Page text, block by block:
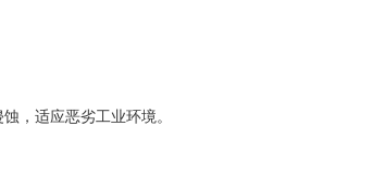
，适应恶劣工业环境。